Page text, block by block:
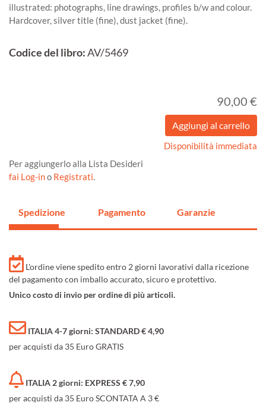
illustrated: photographs, line drawings, profiles b/w and colour.
Hardcover, silver title (fine), dust jacket (fine).
Codice del libro:AV/5469
90,00 €
Disponibilità immediata
Per aggiungerlo alla Lista Desideri
fai Log-ino Registrati.
Spedizione Pagamento Garanzie
L'ordine viene spedito entro 2 giorni lavorativi dalla ricezione
del pagamento con imballo accurato, sicuro e protettivo.
Unico costo di invio per ordine di più articoli.
ITALIA 4-7 giorni: STANDARD € 4,90
per acquisti da 35 Euro GRATIS
ITALIA 2 giorni: EXPRESS € 7,90
per acquisti da 35 Euro SCONTATA A 3 €